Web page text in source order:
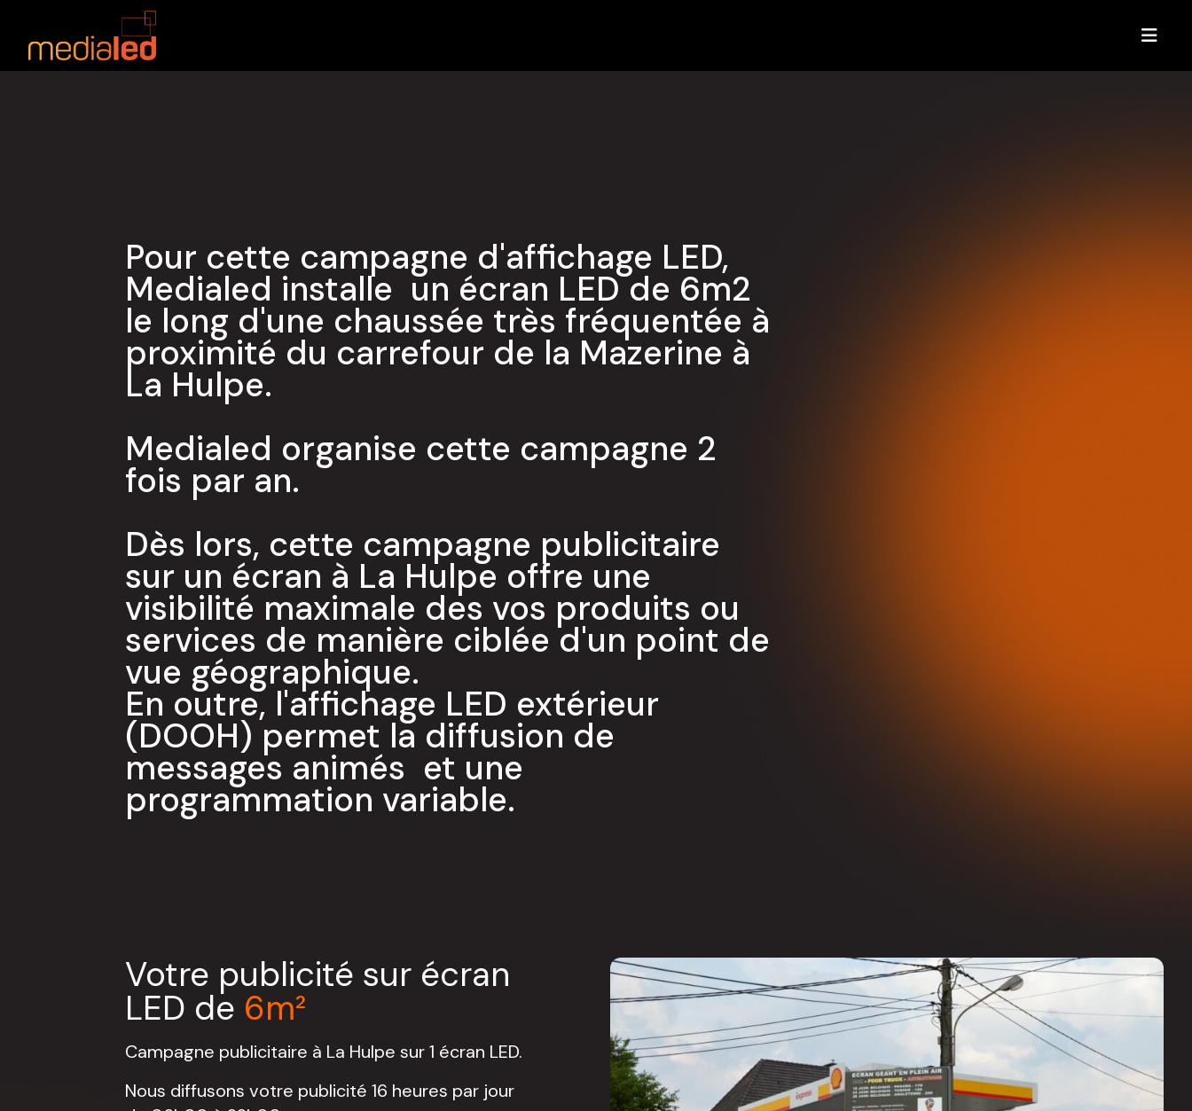
LA HULPE.
Pour cette campagne d'affichage LED,
Medialed installe un écran LED de 6m2
le long d'une chaussée très fréquentée à
proximité du carrefour de la Mazerine à
La Hulpe.
Medialed organise cette campagne 2
fois par an.
Dès lors, cette campagne publicitaire
sur un écran à La Hulpe offre une
visibilité maximale des vos produits ou
services de manière ciblée d'un point de
vue géographique.
En outre, l'affichage LED extérieur
(DOOH) permet la diffusion de
messages animés et une
programmation variable.
Votre publicité sur écran
LED de 6m²
Campagne publicitaire à La Hulpe sur 1 écran LED.
Nous diffusons votre publicité 16 heures par jour